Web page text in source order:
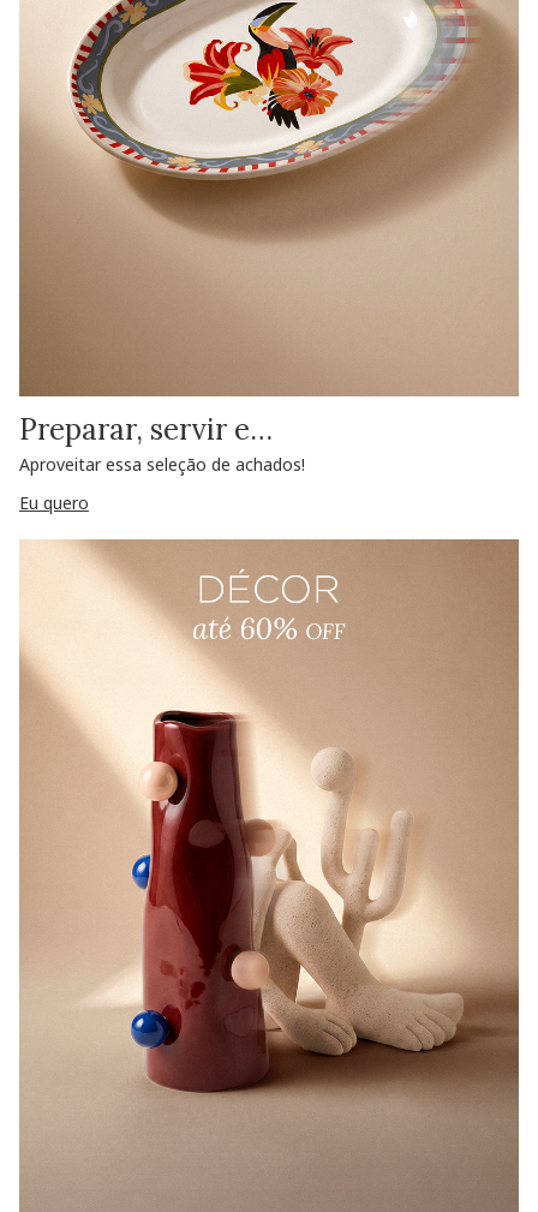
Preparar, servir e…
Aproveitar essa seleção de achados!
Eu quero